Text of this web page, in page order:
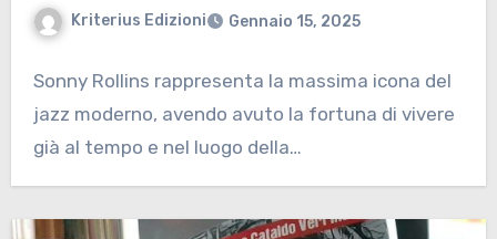
Kriterius Edizioni Gennaio 15, 2025
Sonny Rollins rappresenta la massima icona del
jazz moderno, avendo avuto la fortuna di vivere
già al tempo e nel luogo della…